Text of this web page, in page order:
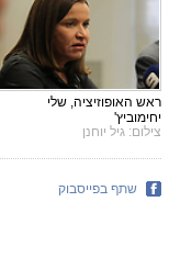
ראש האופוזיציה, שלי
יחימוביץ'
צילום: גיל יוחנן
שתף בפייסבוק